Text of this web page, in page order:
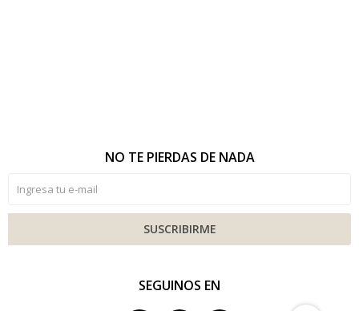
SEGUINOS EN
NO TE PIERDAS DE NADA
SUSCRIBIRME